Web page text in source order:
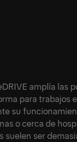
amplía las
para trabajos
su
o cerca de
suelen ser